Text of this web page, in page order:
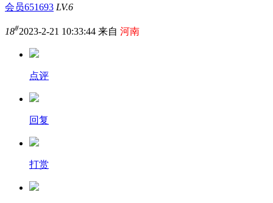
会员651693 LV.6
18#2023-2-21 10:33:44 来自 河南
点评
回复
打赏